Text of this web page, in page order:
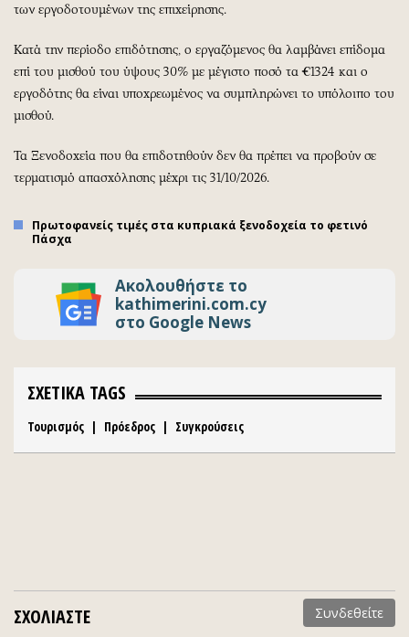
των εργοδοτουμένων της επιχείρησης.
Κατά την περίοδο επιδότησης, ο εργαζόμενος θα λαμβάνει επίδομα
επί του μισθού του ύψους 30% με μέγιστο ποσό τα €1324 και ο
εργοδότης θα είναι υποχρεωμένος να συμπληρώνει το υπόλοιπο του
μισθού.
Τα Ξενοδοχεία που θα επιδοτηθούν δεν θα πρέπει να προβούν σε
τερματισμό απασχόλησης μέχρι τις 31/10/2026.
Πρωτοφανείς τιμές στα κυπριακά ξενοδοχεία το φετινό
Πάσχα
Ακολουθήστε το
kathimerini.com.cy
στο Google News
ΣΧΕΤΙΚΑ TAGS
Τουρισμός | Πρόεδρος | Συγκρούσεις
ΣΧΟΛΙΑΣΤΕ Συνδεθείτε